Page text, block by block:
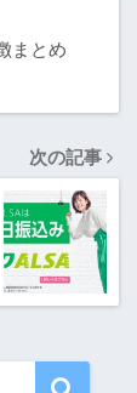
まとめ
次の記事